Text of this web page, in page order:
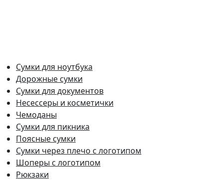
Сумки для ноутбука
Дорожные сумки
Сумки для документов
Несессеры и косметички
Чемоданы
Сумки для пикника
Поясные сумки
Сумки через плечо с логотипом
Шоперы с логотипом
Рюкзаки